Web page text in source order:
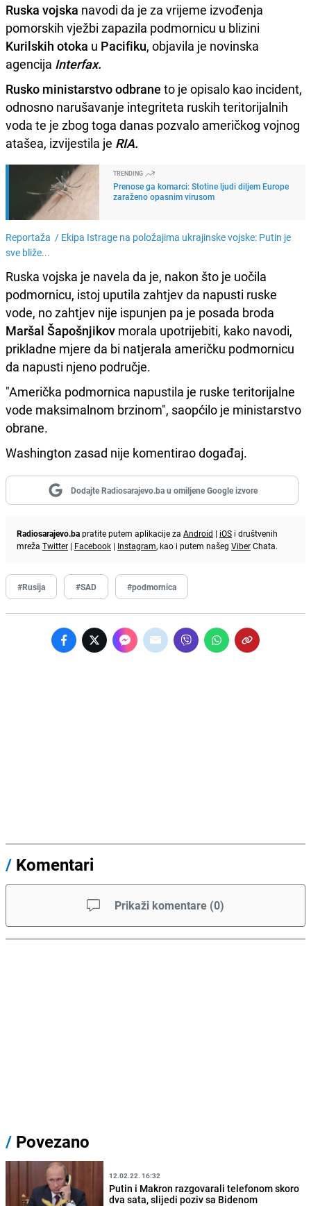
Ruska vojska navodi da je za vrijeme izvođenja
pomorskih vježbi zapazila podmornicu u blizini
Kurilskih otoka u Pacifiku, objavila je novinska
agencija Interfax.
Rusko ministarstvo odbrane to je opisalo kao incident,
odnosno narušavanje integriteta ruskih teritorijalnih
voda te je zbog toga danas pozvalo američkog vojnog
atašea, izvijestila je RIA.
TRENDING
Prenose ga komarci: Stotine ljudi diljem Europe
zaraženo opasnim virusom
Reportaža / Ekipa Istrage na položajima ukrajinske vojske: Putin je
sve bliže...
Ruska vojska je navela da je, nakon što je uočila
podmornicu, istoj uputila zahtjev da napusti ruske
vode, no zahtjev nije ispunjen pa je posada broda
Maršal Šapošnjikov morala upotrijebiti, kako navodi,
prikladne mjere da bi natjerala američku podmornicu
da napusti njeno područje.
"Američka podmornica napustila je ruske teritorijalne
vode maksimalnom brzinom", saopćilo je ministarstvo
obrane.
Washington zasad nije komentirao događaj.
Dodajte Radiosarajevo.ba u omiljene Google izvore
Radiosarajevo.bapratite putem aplikacije za Android | iOS i društvenih
mreža Twitter | Facebook | Instagram, kao i putem našeg ViberChata.
#Rusija #SAD #podmornica
/ Komentari
Prikaži komentare (0)
/ Povezano
12.02.22. 16:32
Putin i Makron razgovarali telefonom skoro
dva sata, slijedi poziv sa Bidenom